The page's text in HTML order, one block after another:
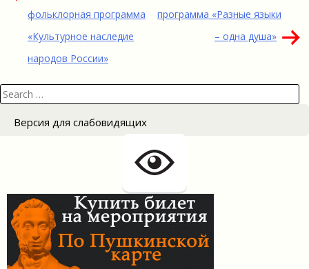
по
записям
фольклорная программа
«Культурное наследие
народов России»
программа «Разные языки
– одна душа»
Search
for:
Версия для слабовидящих